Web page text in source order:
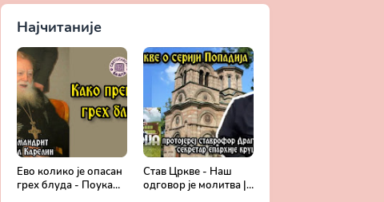
Најчитаније
Ево колико је опасан
грех блуда - Поука
Став Цркве - Наш
одговор је молитва |